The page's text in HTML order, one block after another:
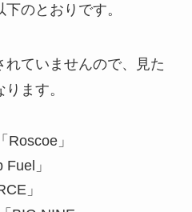
のとおりです。
ていませんので、見た
ます。
」
」
」